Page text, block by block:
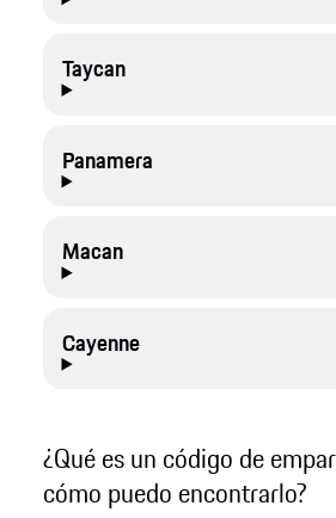
Taycan
Panamera
Macan
Cayenne
¿Qué es un código de
cómo puedo encontrarlo?